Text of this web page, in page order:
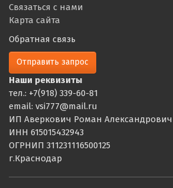
Связаться с нами
Карта сайта
Обратная связь
Отправить запрос
Наши реквизиты
тел.: +7(918) 339-60-81
email: vsi777@mail.ru
ИП Аверкович Роман Александрович
ИНН 615015432943
ОГРНИП 311231116500125
г.Краснодар